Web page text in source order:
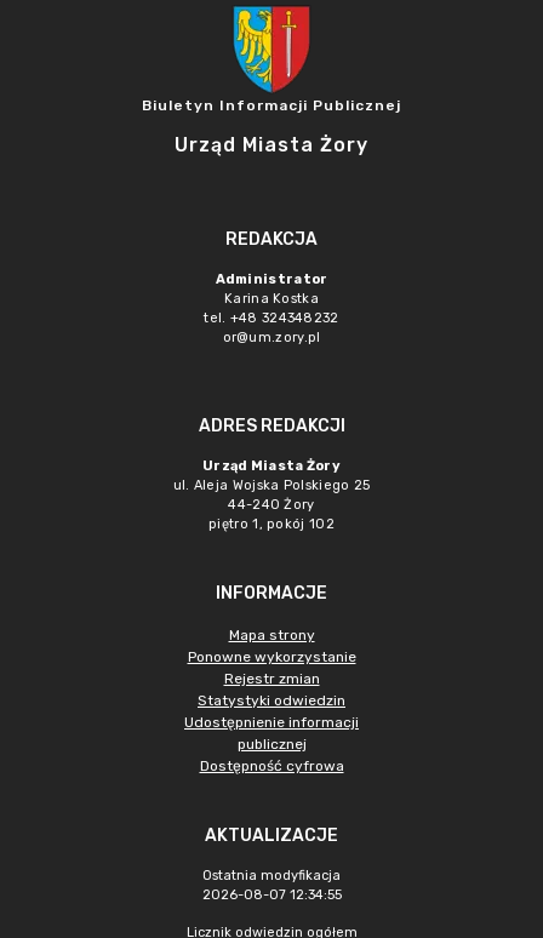
Biuletyn Informacji Publicznej
Urząd Miasta Żory
REDAKCJA
Administrator
Karina Kostka
tel. +48 324348232
or@um.zory.pl
ADRES REDAKCJI
Urząd Miasta Żory
ul. Aleja Wojska Polskiego 25
44-240 Żory
piętro 1, pokój 102
INFORMACJE
Mapa strony
Ponowne wykorzystanie
Rejestr zmian
Statystyki odwiedzin
Udostępnienie informacji
publicznej
Dostępność cyfrowa
AKTUALIZACJE
Ostatnia modyfikacja
2026-08-07 12:34:55
Licznik odwiedzin ogółem